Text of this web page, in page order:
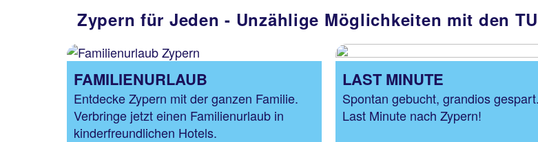
Zypern für Jeden - Unzählige Möglichkeiten mit den
FAMILIENURLAUB
Entdecke Zypern mit der ganzen Familie.
Verbringe jetzt einen Familienurlaub in
kinderfreundlichen Hotels.
LAST MINUTE
Spontan gebucht, grandios
Last Minute nach Zypern!